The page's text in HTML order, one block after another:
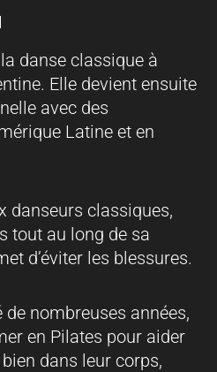
danse classique à
Elle devient ensuite
avec des
Latine et en
danseurs classiques,
tout au long de sa
d’éviter les blessures.
de nombreuses années,
en Pilates pour aider
dans leur corps,